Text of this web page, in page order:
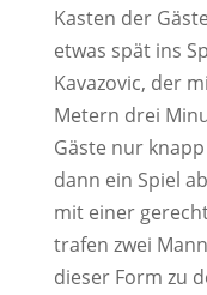
Kasten der
etwas spät ins
Kavazovic, der
Metern drei
Gäste nur
dann ein Spiel
mit einer
trafen zwei
dieser Form zu